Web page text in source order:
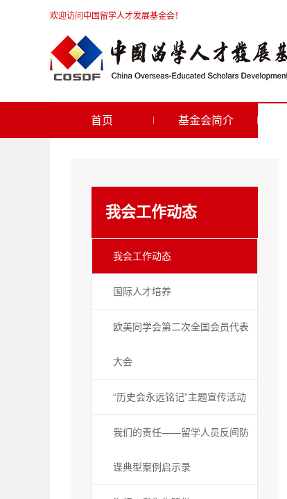
欢迎访问中国留学人才发展基金会！
首页 基金会简介
我会工作动态
我会工作动态
国际人才培养
欧美同学会第二次全国会员代表
大会
“历史会永远铭记”主题宣传活动
我们的责任——留学人员反间防
谍典型案例启示录